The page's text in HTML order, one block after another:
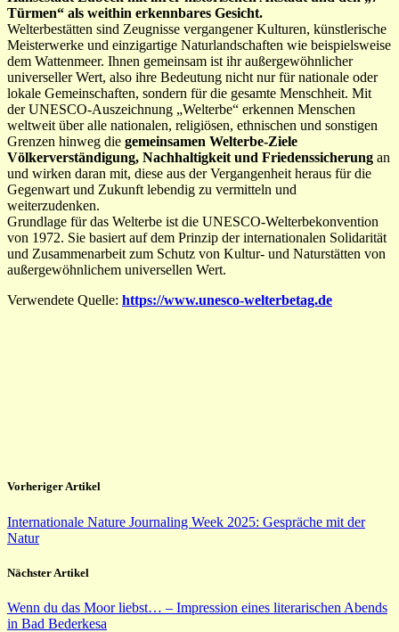
Türmen“ als weithin erkennbares Gesicht.
Welterbestätten sind Zeugnisse vergangener Kulturen, künstlerische
Meisterwerke und einzigartige Naturlandschaften wie beispielsweise
dem Wattenmeer. Ihnen gemeinsam ist ihr außergewöhnlicher
universeller Wert, also ihre Bedeutung nicht nur für nationale oder
lokale Gemeinschaften, sondern für die gesamte Menschheit. Mit
der UNESCO-Auszeichnung „Welterbe“ erkennen Menschen
weltweit über alle nationalen, religiösen, ethnischen und sonstigen
Grenzen hinweg die gemeinsamen Welterbe-Ziele
Völkerverständigung, Nachhaltigkeit und Friedenssicherung an
und wirken daran mit, diese aus der Vergangenheit heraus für die
Gegenwart und Zukunft lebendig zu vermitteln und
weiterzudenken.
Grundlage für das Welterbe ist die UNESCO-Welterbekonvention
von 1972. Sie basiert auf dem Prinzip der internationalen Solidarität
und Zusammenarbeit zum Schutz von Kultur- und Naturstätten von
außergewöhnlichem universellen Wert.
Verwendete Quelle: https://www.unesco-welterbetag.de
Vorheriger Artikel
Internationale Nature Journaling Week 2025: Gespräche mit der
Natur
Nächster Artikel
Wenn du das Moor liebst… – Impression eines literarischen Abends
in Bad Bederkesa